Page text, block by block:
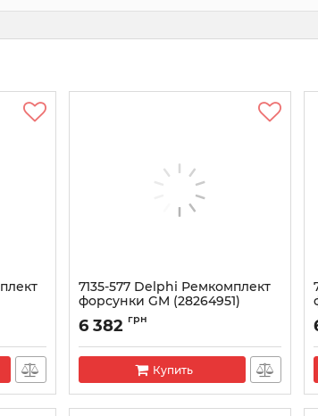
7135-577 Delphi Ремкомплект
форсунки GM (28264951)
Артикул: 7135-577
6 382 грн
Купить